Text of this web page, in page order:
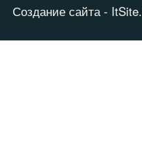
Создание сайта -